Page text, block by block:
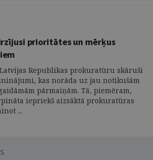
prioritātes un mērķus
Republikas prokuratūru skāruši
kas norāda uz jau notikušām
pārmaiņām. Tā, piemēram,
iepriekš aizsāktā prokuratūras
...